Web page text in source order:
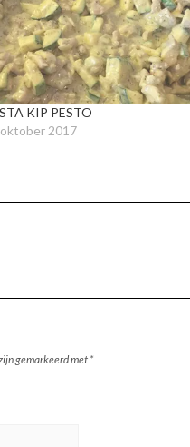
KIP PESTO
2017
gemarkeerd met *